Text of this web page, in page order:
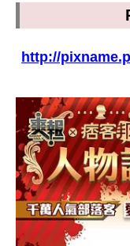
http://